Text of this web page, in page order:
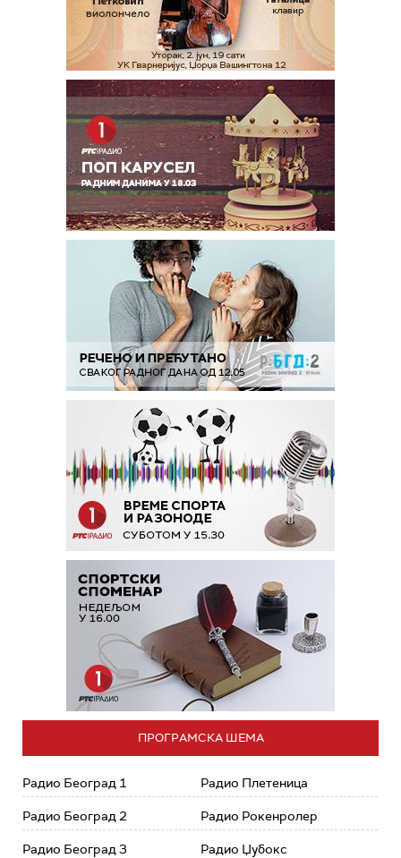
ПРОГРАМСКА ШЕМА
Радио Београд 1
Радио Београд 2
Радио Београд 3
Радио Плетеница
Радио Рокенролер
Радио Џубокс